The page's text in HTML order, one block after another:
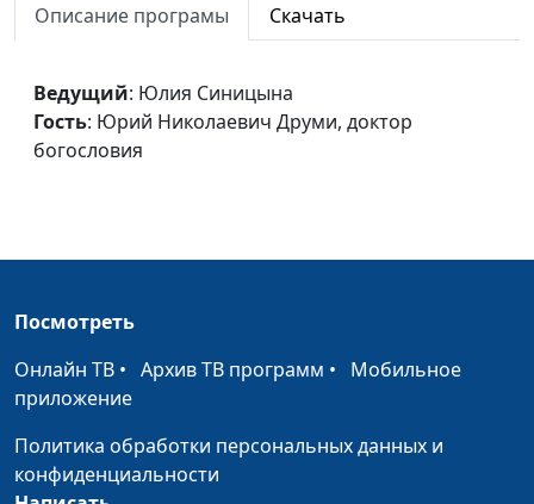
О христианском призвании
Юлия Синицына,
богословия
богословия
Пророчество Даниила
(продолжение)
Волкославский
Пророчество Даниила
Ростислав
Описание програмы Скачать
Ведущий: Юлия Синицына
Гость: Юрий Николаевич Друми, доктор
богословия
Посмотреть
Онлайн ТВ • Архив ТВ программ • Мобильное
приложение
Политика обработки персональных данных и
конфиденциальности